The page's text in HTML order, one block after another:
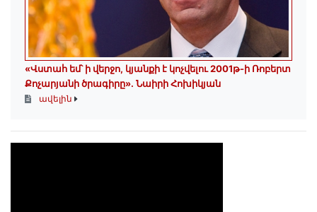
«Վստահ եմ՝ ի վերջո, կյանքի է կոչվելու 2001թ-ի Ռոբերտ
Քոչարյանի ծրագիրը». Նաիրի Հոխիկյան
ավելին